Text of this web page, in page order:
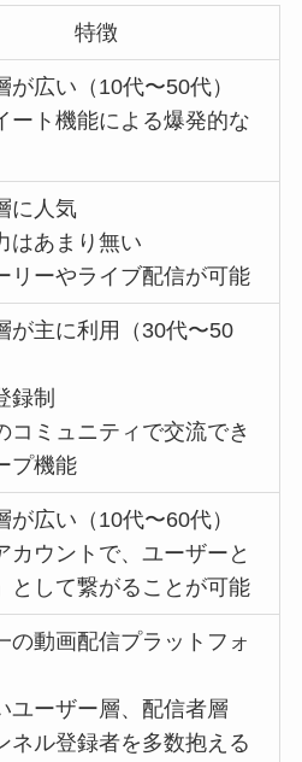
特徴
が広い（10代〜50代）
ート機能による爆発的な
に人気
はあまり無い
リーやライブ配信が可能
が主に利用（30代〜50
録制
コミュニティで交流でき
プ機能
が広い（10代〜60代）
カウントで、ユーザーと
として繋がることが可能
の動画配信プラットフォ
ユーザー層、配信者層
ネル登録者を多数抱える